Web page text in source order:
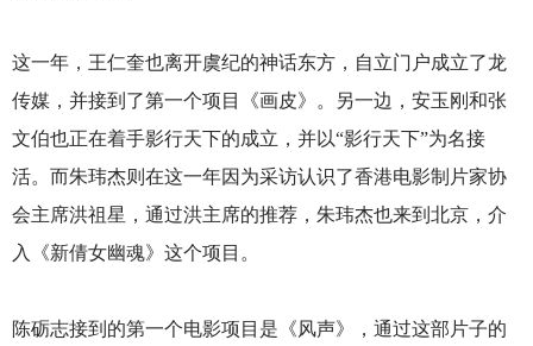
这一年，王仁奎也离开虞纪的神话东方，自立门户成立了龙
传媒，并接到了第一个项目《画皮》。另一边，安玉刚和张
文伯也正在着手影行天下的成立，并以“影行天下”为名接
活。而朱玮杰则在这一年因为采访认识了香港电影制片家协
会主席洪祖星，通过洪主席的推荐，朱玮杰也来到北京，介
入《新倩女幽魂》这个项目。
陈砺志接到的第一个电影项目是《风声》，通过这部片子的